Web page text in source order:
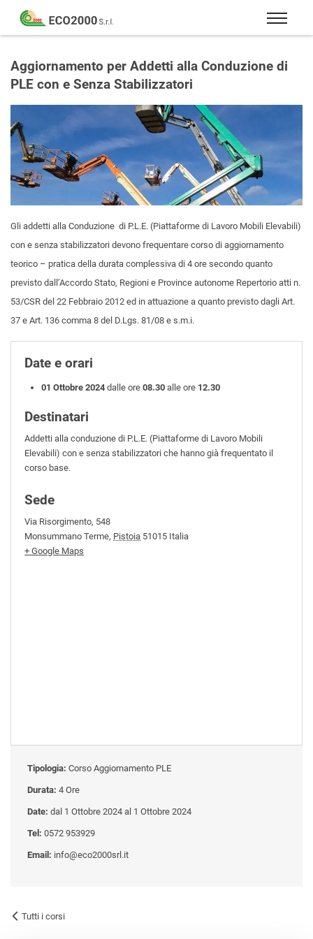
Eco
2000
Formazione
consulenza
per
la
sicurezza
sul
lavoro
–
Aggiornamento per Addetti alla Conduzione di
PLE con e Senza Stabilizzatori
Gli addetti alla Conduzione di P.L.E. (Piattaforme di Lavoro Mobili Elevabili)
con e senza stabilizzatori devono frequentare corso di aggiornamento
teorico – pratica della durata complessiva di 4 ore secondo quanto
previsto dall’Accordo Stato, Regioni e Province autonome Repertorio atti n.
53/CSR del 22 Febbraio 2012 ed in attuazione a quanto previsto dagli Art.
37 e Art. 136 comma 8 del D.Lgs. 81/08 e s.m.i.
Date e orari
01 Ottobre 2024 dalle ore08.30 alle ore 12.30
Destinatari
Addetti alla conduzione di P.L.E. (Piattaforme di Lavoro Mobili
Elevabili) con e senza stabilizzatori che hanno già frequentato il
corso base.
Sede
Via Risorgimento, 548
Monsummano Terme, Pistoia 51015 Italia
+ Google Maps
Tipologia: Corso Aggiornamento PLE
Durata: 4 Ore
Date: dal 1 Ottobre 2024 al 1 Ottobre 2024
Tel: 0572 953929
Email: info@eco2000srl.it
Tutti i corsi